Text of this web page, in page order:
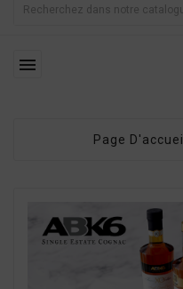

Page D'accueil